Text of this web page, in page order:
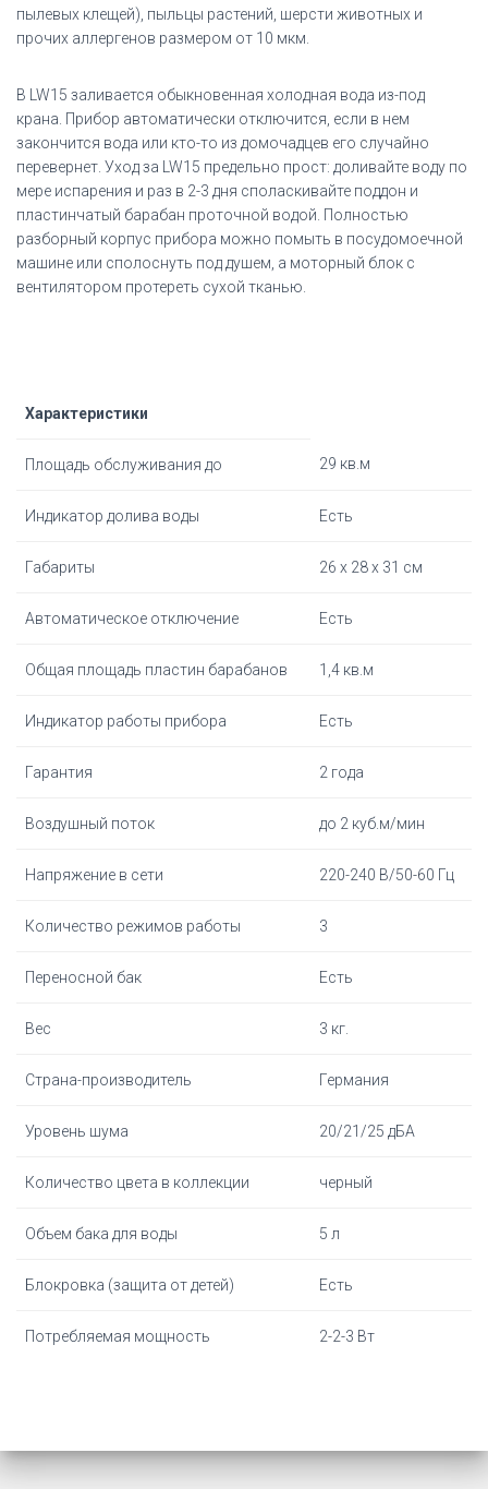
пылевых клещей), пыльцы растений, шерсти животных и
прочих аллергенов размером от 10 мкм.
В LW15 заливается обыкновенная холодная вода из-под
крана. Прибор автоматически отключится, если в нем
закончится вода или кто-то из домочадцев его случайно
перевернет. Уход за LW15 предельно прост: доливайте воду по
мере испарения и раз в 2-3 дня споласкивайте поддон и
пластинчатый барабан проточной водой. Полностью
разборный корпус прибора можно помыть в посудомоечной
машине или сполоснуть под душем, а моторный блок с
вентилятором протереть сухой тканью.
Характеристики
Площадь обслуживания до 29 кв.м
Индикатор долива воды Есть
Габариты 26 х 28 х 31 см
Автоматическое отключение Есть
Общая площадь пластин барабанов 1,4 кв.м
Индикатор работы прибора Есть
Гарантия 2 года
Воздушный поток до 2 куб.м/мин
Напряжение в сети 220-240 В/50-60 Гц
Количество режимов работы 3
Переносной бак Есть
Вес 3 кг.
Страна-производитель Германия
Уровень шума 20/21/25 дБА
Количество цвета в коллекции черный
Объем бака для воды 5 л
Блокровка (защита от детей) Есть
Потребляемая мощность 2-2-3 Вт